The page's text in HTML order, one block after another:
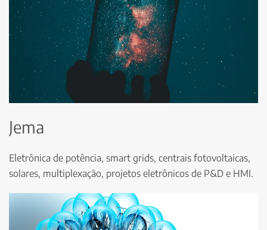
Jema
Eletrônica de potência, smart grids, centrais fotovoltaicas,
solares, multiplexação, projetos eletrônicos de P&D e HMI.